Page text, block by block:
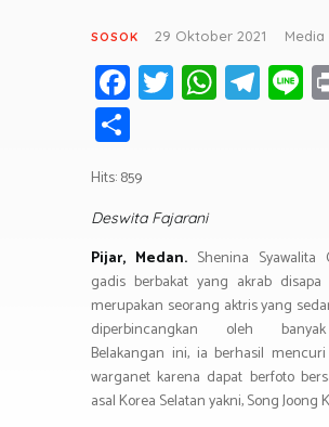
SOSOK 29 Oktober 2021 Media
Fa
ce
o
ok
T
wi
W
h
p
p
T
el
m
Li
n
h
ar
e
Hits: 859
Deswita Fajarani
Pijar, Medan. Shenina Syawalita
gadis berbakat yang akrab
merupakan seorang aktris yang
diperbincangkan oleh
Belakangan ini, ia berhasil
warganet karena dapat berfoto
asal Korea Selatan yakni, Song Joong